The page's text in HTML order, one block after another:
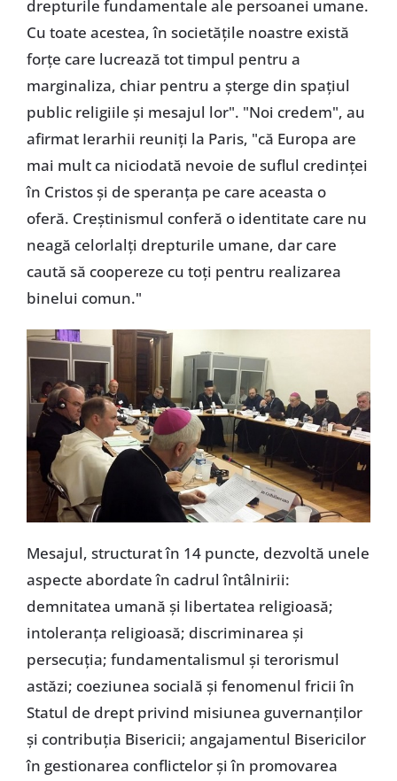
drepturile fundamentale ale persoanei umane.
Cu toate acestea, în societățile noastre există
forțe care lucrează tot timpul pentru a
marginaliza, chiar pentru a șterge din spațiul
public religiile și mesajul lor". "Noi credem", au
afirmat Ierarhii reuniți la Paris, "că Europa are
mai mult ca niciodată nevoie de suflul credinței
în Cristos și de speranța pe care aceasta o
oferă. Creștinismul conferă o identitate care nu
neagă celorlalți drepturile umane, dar care
caută să coopereze cu toți pentru realizarea
binelui comun."
Mesajul, structurat în 14 puncte, dezvoltă unele
aspecte abordate în cadrul întâlnirii:
demnitatea umană și libertatea religioasă;
intoleranța religioasă; discriminarea și
persecuția; fundamentalismul și terorismul
astăzi; coeziunea socială și fenomenul fricii în
Statul de drept privind misiunea guvernanților
și contribuția Bisericii; angajamentul Bisericilor
în gestionarea conflictelor și în promovarea